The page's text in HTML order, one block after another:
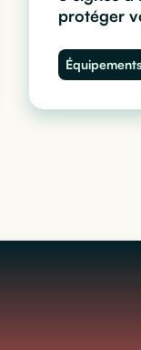
protéger
anormaux...
sécurité sur